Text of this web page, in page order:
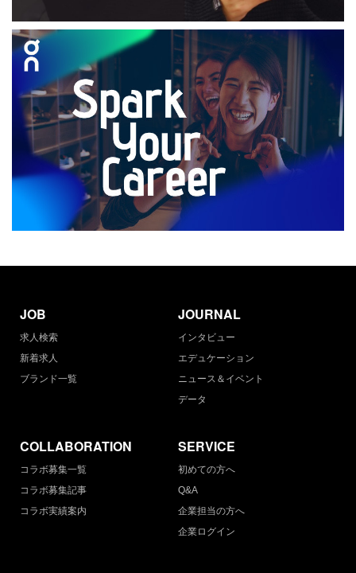
JOB
求人検索
新着求人
ブランド一覧
JOURNAL
インタビュー
エデュケーション
ニュース＆イベント
データ
COLLABORATION
コラボ募集一覧
コラボ募集記事
コラボ実績案内
SERVICE
初めての方へ
Q&A
企業担当の方へ
企業ログイン